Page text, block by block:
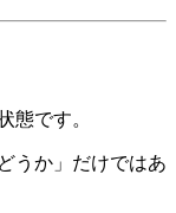
態です。
うか」だけではあ